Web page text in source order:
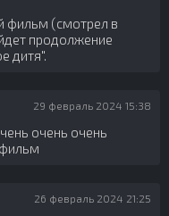
фильм (смотрел в
продолжение
дитя".
29 февраль 2024 15:38
очень очень
26 февраль 2024 21:25